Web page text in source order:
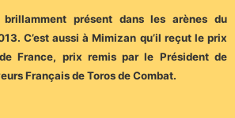
présent dans les arènes du
C’est aussi à Mimizan qu’il reçut le prix
France, prix remis par le Président de
Français de Toros de Combat.